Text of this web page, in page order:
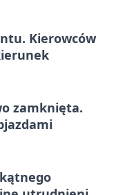
Kierowców
zamknięta.